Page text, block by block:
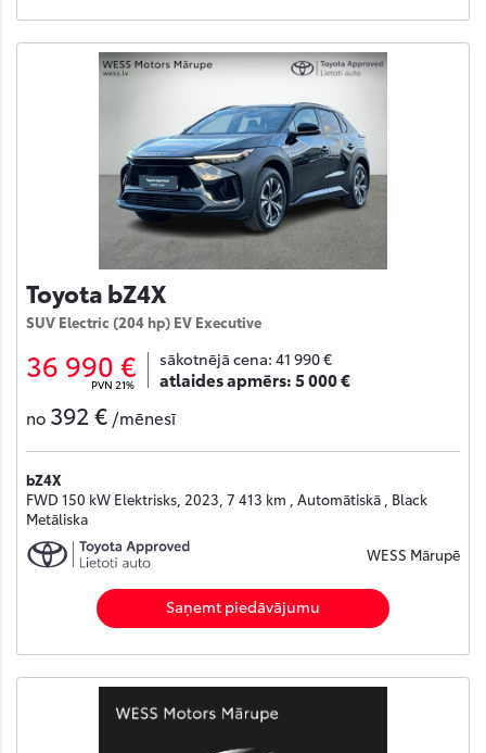
Toyota bZ4X
SUV Electric (204 hp) EV Executive
36 990 €
PVN 21%
sākotnējā cena: 41 990 €
atlaides apmērs:5 000 €
no 392 € /mēnesī
bZ4X
FWD 150 kW Elektrisks, 2023, 7 413 km , Automātiskā , Black
Metāliska
WESS Mārupē
Saņemt piedāvājumu